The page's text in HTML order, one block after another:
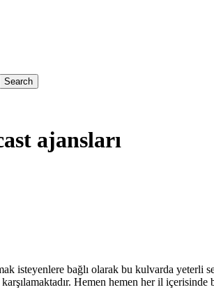
ajansları
isteyenlere bağlı olarak bu kulvarda yeterli
Hemen hemen her il